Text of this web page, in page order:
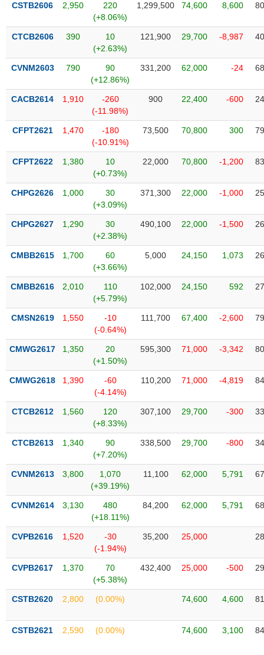
sơ
doanh
Tin
Tâm
thị
trường
CSTB2606 2,950
220
(+8.06%)
1,299,500 74,600 8,600
CTCB2606 390
10
(+2.63%)
121,900 29,700 -8,987
CVNM2603 790
90
(+12.86%)
331,200 62,000 -24
CACB2614 1,910
-260
(-11.98%)
900 22,400 -600
CFPT2621 1,470
-180
(-10.91%)
73,500 70,800 300
CFPT2622 1,380
10
(+0.73%)
22,000 70,800 -1,200
CHPG2626 1,000
30
(+3.09%)
371,300 22,000 -1,000
CHPG2627 1,290
30
(+2.38%)
490,100 22,000 -1,500
CMBB2615 1,700
60
(+3.66%)
5,000 24,150 1,073
CMBB2616 2,010
110
(+5.79%)
102,000 24,150 592
CMSN2619 1,550
-10
(-0.64%)
111,700 67,400 -2,600
CMWG2617 1,350
20
(+1.50%)
595,300 71,000 -3,342
CMWG2618 1,390
-60
(-4.14%)
110,200 71,000 -4,819
CTCB2612 1,560
120
(+8.33%)
307,100 29,700 -300
CTCB2613 1,340
90
(+7.20%)
338,500 29,700 -800
CVNM2613 3,800
1,070
(+39.19%)
11,100 62,000 5,791
CVNM2614 3,130
480
(+18.11%)
84,200 62,000 5,791
CVPB2616 1,520
-30
(-1.94%)
35,200 25,000
CVPB2617 1,370
70
(+5.38%)
432,400 25,000 -500
CSTB2620 2,800 (0.00%) 74,600 4,600
CSTB2621 2,590 (0.00%) 74,600 3,100
VẬT
CÔNG
DÙNG
THIẾT
YẾU
TIÊU
THIẾT
YẾU
CHĂM
SỨC
TÀI
TIN